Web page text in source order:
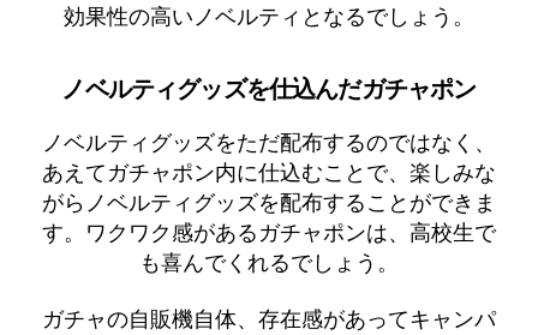
効果性の高いノベルティとなるでしょう。
ノベルティグッズを仕込んだガチャポン
ノベルティグッズをただ配布するのではなく、
あえてガチャポン内に仕込むことで、楽しみな
がらノベルティグッズを配布することができま
す。ワクワク感があるガチャポンは、高校生で
も喜んでくれるでしょう。
ガチャの自販機自体、存在感があってキャンパ